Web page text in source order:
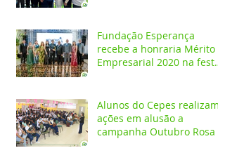
Fundação Esperança
recebe a honraria Mérito
Empresarial 2020 na festa
Alunos do Cepes realizam
ações em alusão a
campanha Outubro Rosa